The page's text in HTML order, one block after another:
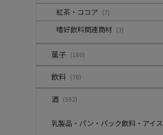
紅茶・ココア (7)
嗜好飲料関連商材 (3)
菓子 (180)
飲料 (78)
酒 (592)
乳製品・パン・パック飲料・アイス